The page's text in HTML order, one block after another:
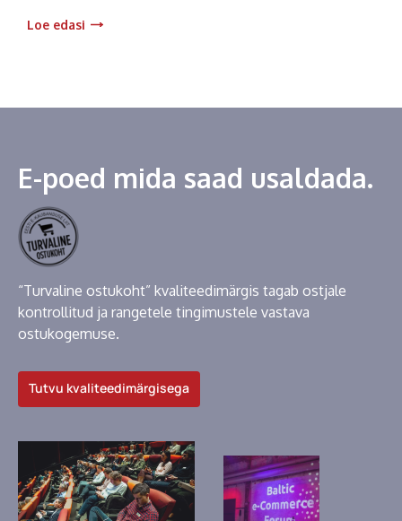
Loe edasi
E-poed mida saad usaldada.
“Turvaline ostukoht” kvaliteedimärgis tagab ostjale
kontrollitud ja rangetele tingimustele vastava
ostukogemuse.
Tutvu kvaliteedimärgisega